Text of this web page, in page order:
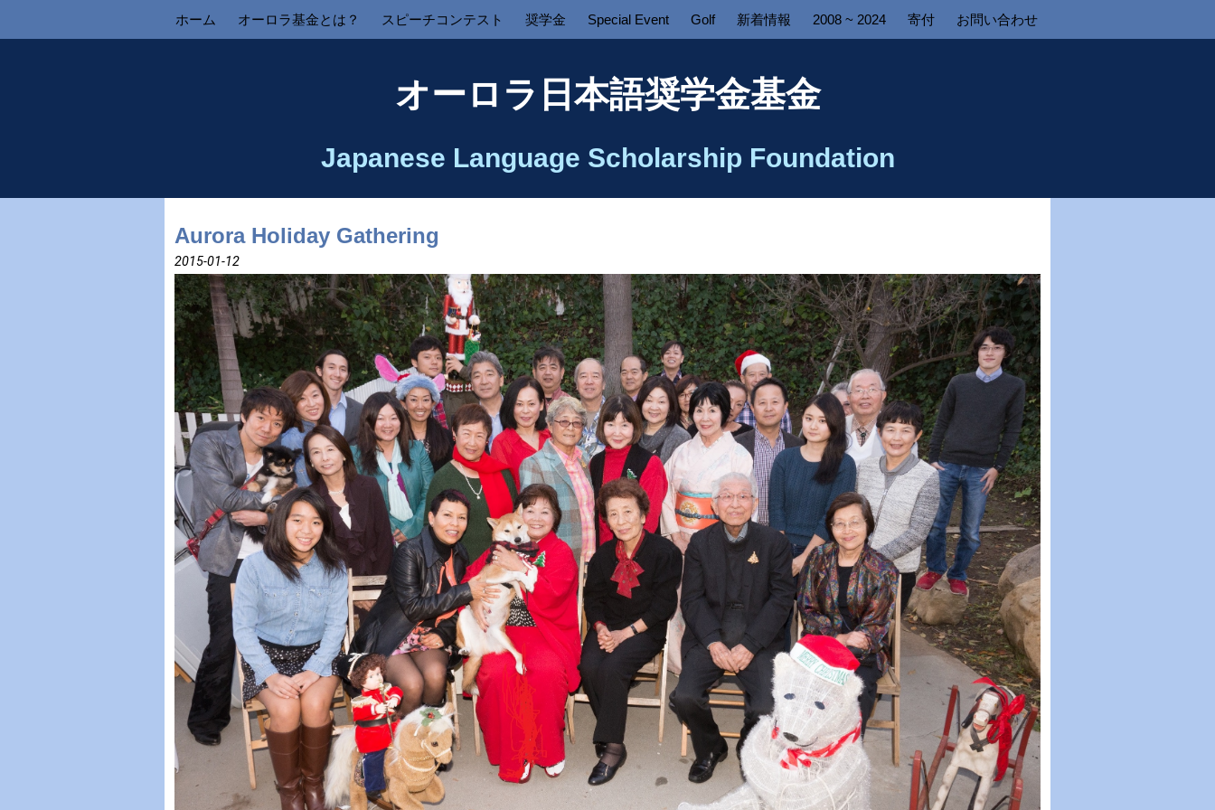
ホーム オーロラ基金とは？ スピーチコンテスト 奨学金 Special Event Golf 新着情報 2008 ~ 2024 寄付 お問い合わせ
オーロラ日本語奨学金基金
Japanese Language Scholarship Foundation
Aurora Holiday Gathering
2015-01-12